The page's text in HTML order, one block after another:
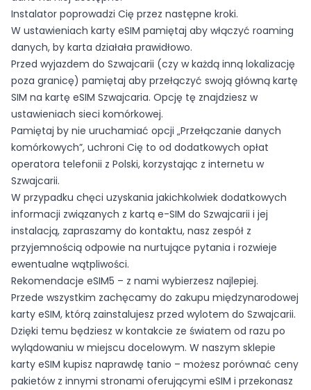
Instalator poprowadzi Cię przez następne kroki.
W ustawieniach karty eSIM pamiętaj aby włączyć roaming
danych, by karta działała prawidłowo.
Przed wyjazdem do Szwajcarii (czy w każdą inną lokalizację
poza granicę) pamiętaj aby przełączyć swoją główną kartę
SIM na kartę eSIM Szwajcaria. Opcję tę znajdziesz w
ustawieniach sieci komórkowej.
Pamiętaj by nie uruchamiać opcji „Przełączanie danych
komórkowych”, uchroni Cię to od dodatkowych opłat
operatora telefonii z Polski, korzystając z internetu w
Szwajcarii.
W przypadku chęci uzyskania jakichkolwiek dodatkowych
informacji związanych z kartą e-SIM do Szwajcarii i jej
instalacją, zapraszamy do kontaktu, nasz zespół z
przyjemnością odpowie na nurtujące pytania i rozwieje
ewentualne wątpliwości.
Rekomendacje eSIM5 – z nami wybierzesz najlepiej.
Przede wszystkim zachęcamy do zakupu międzynarodowej
karty eSIM, którą zainstalujesz przed wylotem do Szwajcarii.
Dzięki temu będziesz w kontakcie ze światem od razu po
wylądowaniu w miejscu docelowym. W naszym sklepie
karty eSIM kupisz naprawdę tanio – możesz porównać ceny
pakietów z innymi stronami oferującymi eSIM i przekonasz